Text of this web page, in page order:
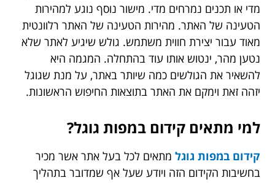
מדי או תכנים נמרחים מדי. מישור נוסף נוגע למהירות
הטעינה של האתר. מהירות הטעינה של האתר רלוונטית
מאוד עבור יצירת חווית משתמש. גולש שיגיע לאתר שלא
נטען מהר, ינטוש אותו עוד בהתחלה. המגמה היא
להשאיר את הגולשים כמה שיותר באתר, על מנת שגוגל
יזהה זאת וימקם את האתר בתוצאות החיפוש הראשונות.
למי מתאים קידום במפות גוגל?
קידום במפות גוגל מתאים לכל בעל אתר אשר מכיר
בחשיבות הקידום הזה ויודע שעל אף שמדובר בתהליך